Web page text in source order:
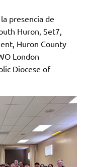
presencia de
Huron, Set7,
Huron County
London
Diocese of